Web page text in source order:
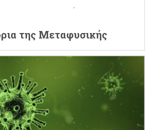
της Μεταφυσικής